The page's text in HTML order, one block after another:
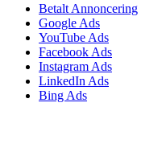
Betalt Annoncering
Google Ads
YouTube Ads
Facebook Ads
Instagram Ads
LinkedIn Ads
Bing Ads